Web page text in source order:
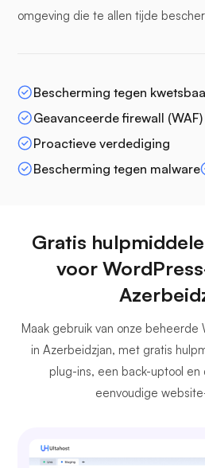
omgeving die te allen tijde
Bescherming tegen
Geavanceerde firewall (WAF)
Proactieve verdediging
Bescherming tegen malware
Gratis
voor
Maak gebruik van onze beheerde
in Azerbeidzjan, met gratis
plug-ins, een back-uptool
eenvoudige